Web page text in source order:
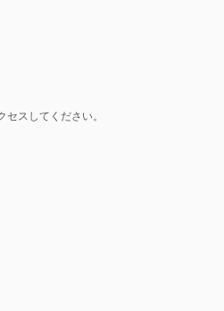
スしてください。